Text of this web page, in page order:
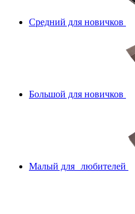
Средний для новичков
Большой для новичков
Малый для любителей